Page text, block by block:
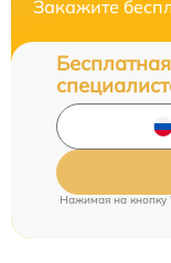
Закажите
Нажимая на кнопку